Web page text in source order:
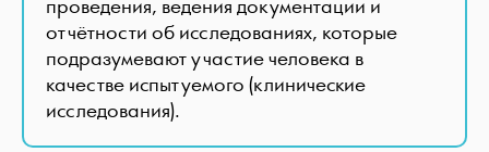
проведения, ведения документации и
отчётности об исследованиях, которые
подразумевают участие человека в
качестве испытуемого (клинические
исследования).